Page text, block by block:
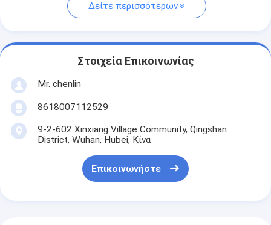
Δείτε περισσότερων
Στοιχεία Επικοινωνίας
Mr. chenlin
8618007112529
9-2-602 Xinxiang Village Community, Qingshan
District, Wuhan, Hubei, Κίνα
Επικοινωνήστε